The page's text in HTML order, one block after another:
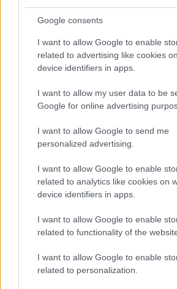
Google consents
I want to allow Google to enable
related to advertising like cookies
device identifiers in apps.
I want to allow my user data to be
Google for online advertising
I want to allow Google to send me
personalized advertising.
I want to allow Google to enable
related to analytics like cookies on
device identifiers in apps.
I want to allow Google to enable
related to functionality of the
I want to allow Google to enable
related to personalization.
Απολαύστε τον καφέ σας, φρέσκους
στο μπαρ της πισίνας κατά τη
το βράδυ χαλαρώστε χαζεύοντας
του ορίζοντα και δοκιμάζοντας
από την καθημερινότητα και να
πραγματικές διακοπές ηρεμίας και